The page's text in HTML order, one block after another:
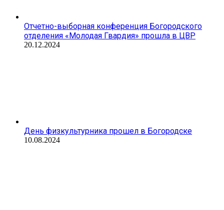
Отчетно-выборная конференция Богородского
отделения «Молодая Гвардия» прошла в ЦВР
20.12.2024
День физкультурника прошел в Богородске
10.08.2024